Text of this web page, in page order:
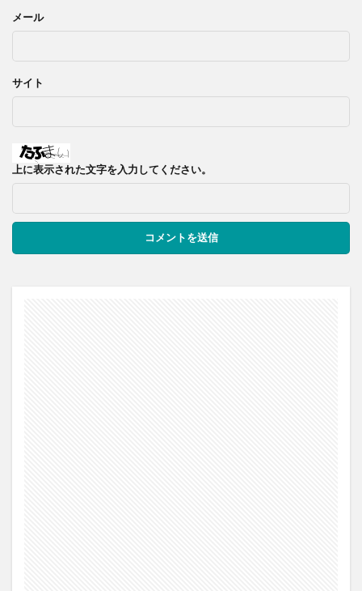
メール
サイト
上に表示された文字を入力してください。